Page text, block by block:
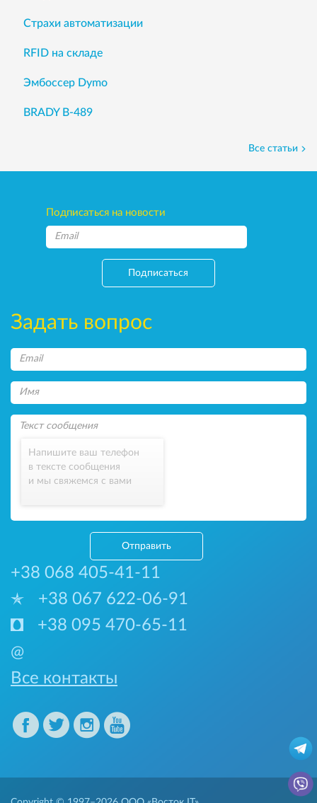
Страхи автоматизации
RFID на складе
Эмбоссер Dymo
BRADY B-489
Все статьи
Подписаться на новости
Подписаться
Задать вопрос
Напишите ваш телефон
в тексте сообщения
и мы свяжемся с вами
Отправить
+38 068 405-41-11
+38 067 622-06-91
+38 095 470-65-11
@
Все контакты